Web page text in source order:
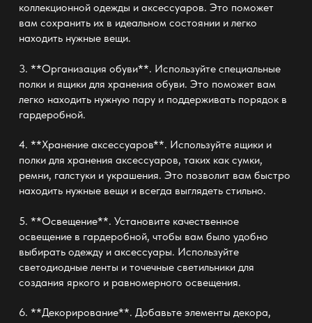
коллекционной одежды и аксессуаров. Это поможет
вам сохранить их в идеальном состоянии и легко
находить нужные вещи.
3. **Организация обуви**. Используйте специальные
полки и ящики для хранения обуви. Это поможет вам
легко находить нужную пару и поддерживать порядок в
гардеробной.
4. **Хранение аксессуаров**. Используйте ящики и
полки для хранения аксессуаров, таких как сумки,
ремни, галстуки и украшения. Это позволит вам быстро
находить нужные вещи и всегда выглядеть стильно.
5. **Освещение**. Установите качественное
освещение в гардеробной, чтобы вам было удобно
выбирать одежду и аксессуары. Используйте
светодиодные ленты и точечные светильники для
создания яркого и равномерного освещения.
6. **Декорирование**. Добавьте элементы декора,